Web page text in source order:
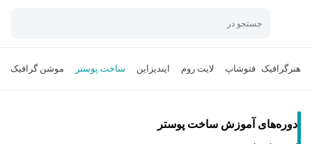
جستجو در
هنرگرافیک فتوشاپ لایت روم ایندیزاین ساخت پوستر موشن گرافیک
دوره‌های آموزش ساخت پوستر